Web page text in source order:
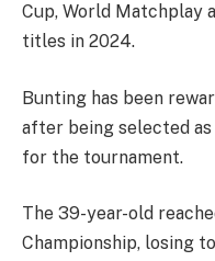
Cup, World Matchplay
titles in 2024.
Bunting has been
after being selected
for the tournament.
The 39-year-old
Championship, losing